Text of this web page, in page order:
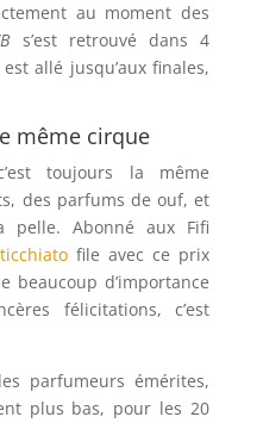
au moment des
s’est retrouvé dans 4
allé jusqu’aux finales,
même cirque
toujours la même
des parfums de ouf, et
Abonné aux Fifi
file avec ce prix
beaucoup d’importance
félicitations, c’est
parfumeurs émérites,
plus bas, pour les 20